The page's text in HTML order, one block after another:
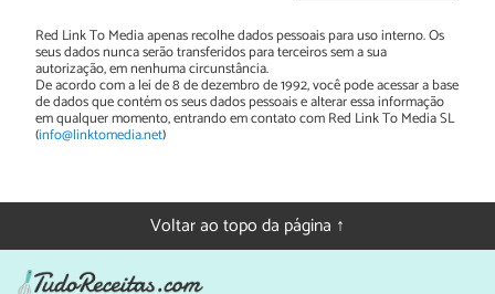
Red Link To Media apenas recolhe dados pessoais para uso interno. Os
seus dados nunca serão transferidos para terceiros sem a sua
autorização, em nenhuma circunstância.
De acordo com a lei de 8 de dezembro de 1992, você pode acessar a base
de dados que contém os seus dados pessoais e alterar essa informação
em qualquer momento, entrando em contato com Red Link To Media SL
(info@linktomedia.net)
Voltar ao topo da página ↑